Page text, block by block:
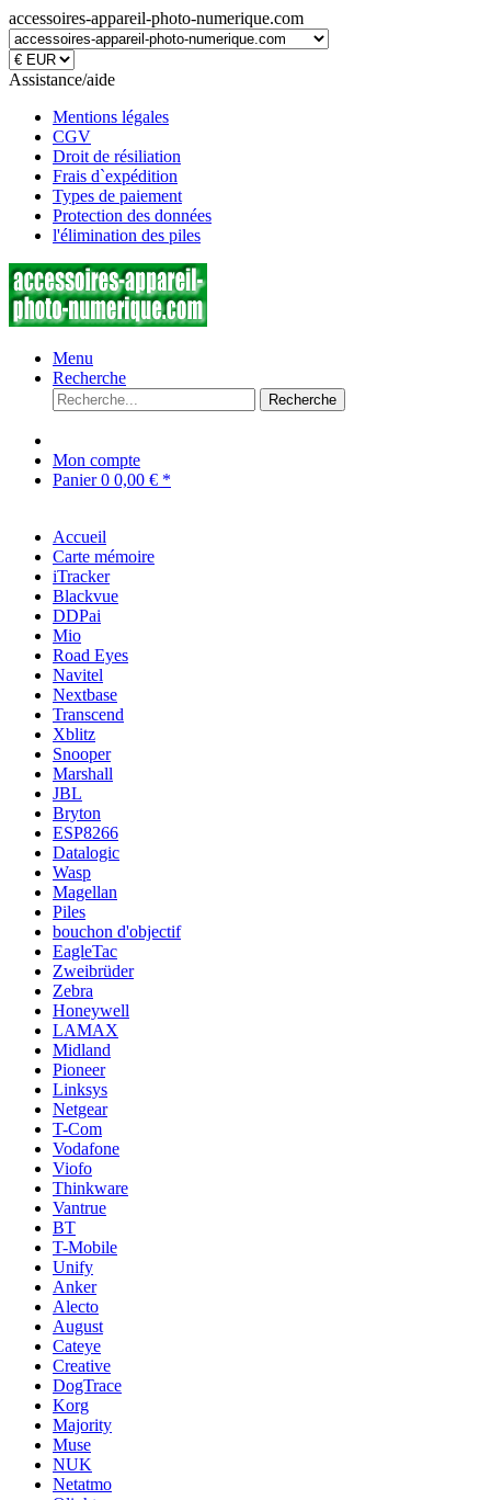
accessoires-appareil-photo-numerique.com
Assistance/aide
Mentions légales
CGV
Droit de résiliation
Frais d`expédition
Types de paiement
Protection des données
l'élimination des piles
Menu
Recherche
Recherche
Mon compte
Panier0 0,00 € *
Accueil
Carte mémoire
iTracker
Blackvue
DDPai
Mio
Road Eyes
Navitel
Nextbase
Transcend
Xblitz
Snooper
Marshall
JBL
Bryton
ESP8266
Datalogic
Wasp
Magellan
Piles
bouchon d'objectif
EagleTac
Zweibrüder
Zebra
Honeywell
LAMAX
Midland
Pioneer
Linksys
Netgear
T-Com
Vodafone
Viofo
Thinkware
Vantrue
BT
T-Mobile
Unify
Anker
Alecto
August
Cateye
Creative
DogTrace
Korg
Majority
Muse
NUK
Netatmo